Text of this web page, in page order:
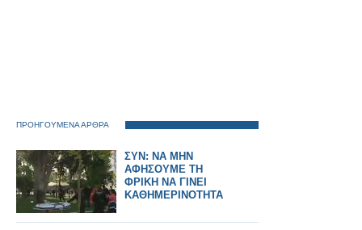
ΠΡΟΗΓΟΥΜΕΝΑ ΑΡΘΡΑ
ΣΥΝ: ΝΑ ΜΗΝ
ΑΦΗΣΟΥΜΕ ΤΗ
ΦΡΙΚΗ ΝΑ ΓΙΝΕΙ
ΚΑΘΗΜΕΡΙΝΟΤΗΤΑ